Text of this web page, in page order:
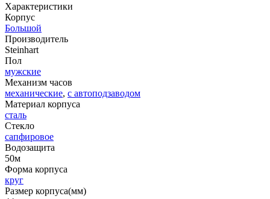
Характеристики
Корпус
Большой
Производитель
Steinhart
Пол
мужские
Механизм часов
механические, с автоподзаводом
Материал корпуса
сталь
Стекло
сапфировое
Водозащита
50м
Форма корпуса
круг
Размер корпуса(мм)